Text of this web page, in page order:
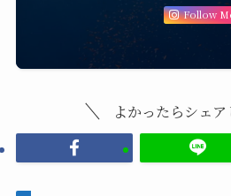
Follow
よかったらシェア